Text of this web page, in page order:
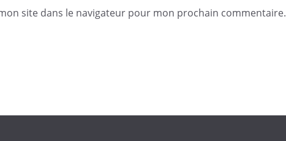
site dans le navigateur pour mon prochain commentaire.